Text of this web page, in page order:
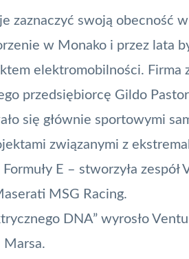
zaznaczyć swoją obecność
w Monako i przez lata
elektromobilności. Firma
przedsiębiorcę Gildo
się głównie sportowymi
związanymi z
E – stworzyła
MSG Racing.
DNA” wyrosło
Marsa.